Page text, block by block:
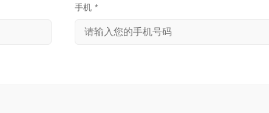
手机 *